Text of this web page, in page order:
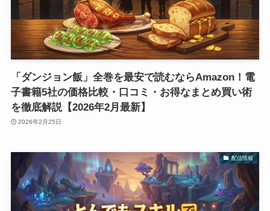
「ダンジョン飯」全巻を最安で読むならAmazon！電
子書籍5社の価格比較・口コミ・お得なまとめ買い術
を徹底解説【2026年2月最新】
2026年2月25日
配信情報